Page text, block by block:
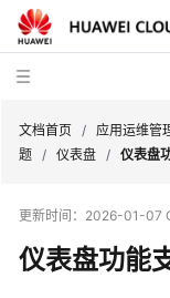
新
动
态
文档首页 / 应用运维管
题 / 仪表盘 / 仪表盘
更新时间： 2026-01-07
仪表盘功能